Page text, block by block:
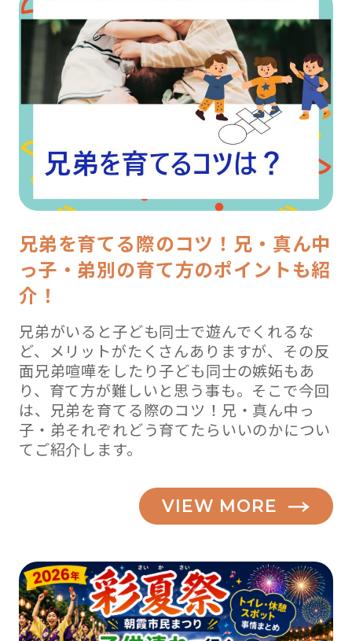
兄弟を育てる際のコツ！兄・真ん中
っ子・弟別の育て方のポイントも紹
介！
兄弟がいると子ども同士で遊んでくれるな
ど、メリットがたくさんありますが、その反
面兄弟喧嘩をしたり子ども同士の嫉妬もあ
り、育て方が難しいと思う事も。そこで今回
は、兄弟を育てる際のコツ！兄・真ん中っ
子・弟それぞれどう育てたらいいのかについ
てご紹介します。
VIEW MORE